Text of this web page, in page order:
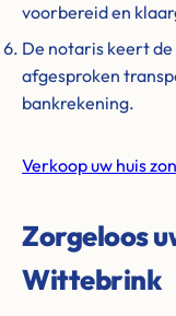
voorbereid en
De notaris keert
afgesproken
bankrekening.
Verkoop uw huis
Zorgeloos
Wittebrink